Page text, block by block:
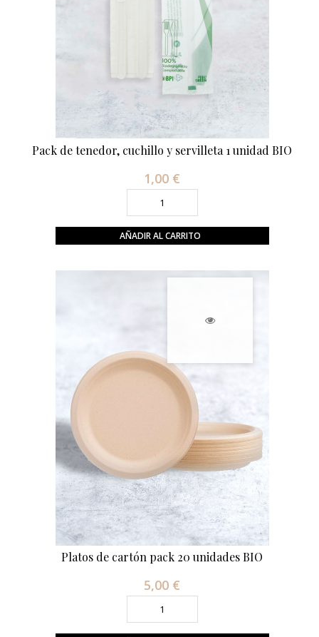
Pack de tenedor, cuchillo y servilleta 1 unidad BIO
1,00 €
AÑADIR AL CARRITO
Platos de cartón pack 20 unidades BIO
5,00 €